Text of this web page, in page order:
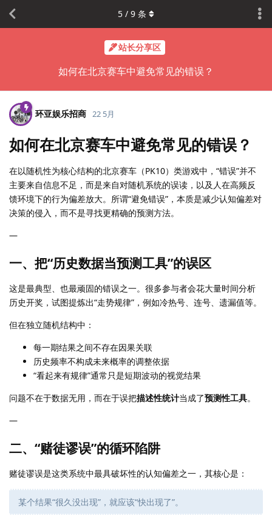
站长分享区
如何在北京赛车中避免常见的错误？
5 / 9 条
环亚娱乐招商 22 5月
如何在北京赛车中避免常见的错误？
在以随机性为核心结构的北京赛车（PK10）类游戏中，“错误”并不
主要来自信息不足，而是来自对随机系统的误读，以及人在高频反
馈环境下的行为偏差放大。所谓“避免错误”，本质是减少认知偏差对
决策的侵入，而不是寻找更精确的预测方法。
—
一、把“历史数据当预测工具”的误区
这是最典型、也最顽固的错误之一。很多参与者会花大量时间分析
历史开奖，试图提炼出“走势规律”，例如冷热号、连号、遗漏值等。
但在独立随机结构中：
每一期结果之间不存在因果关联
历史频率不构成未来概率的调整依据
“看起来有规律”通常只是短期波动的视觉结果
问题不在于数据无用，而在于误把描述性统计当成了预测性工具。
—
二、“赌徒谬误”的循环陷阱
赌徒谬误是这类系统中最具破坏性的认知偏差之一，其核心是：
某个结果“很久没出现”，就应该“快出现了”。